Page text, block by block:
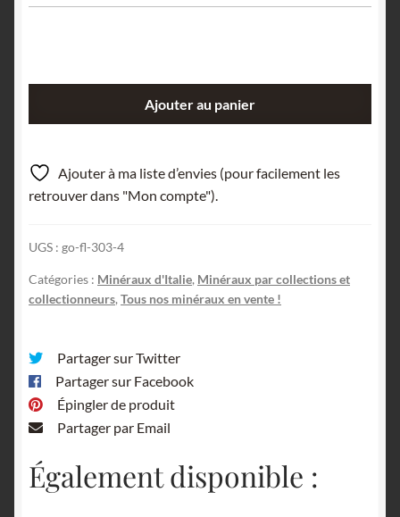
Vésuve,
Naples,
Italie.
Ajouter au panier
Ajouter à ma liste d’envies (pour facilement les
retrouver dans "Mon compte").
UGS : go-fl-303-4
Catégories : Minéraux d'Italie, Minéraux par collections et
collectionneurs, Tous nos minéraux en vente !
Partager sur Twitter
Partager sur Facebook
Épingler de produit
Partager par Email
Également disponible :